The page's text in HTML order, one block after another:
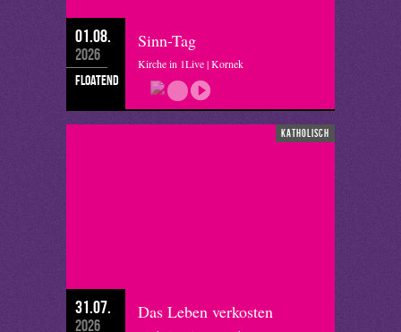
01.08.
2026
floatend
Sinn-Tag
Kirche in 1Live | Kornek
katholisch
31.07.
2026
Das Leben verkosten